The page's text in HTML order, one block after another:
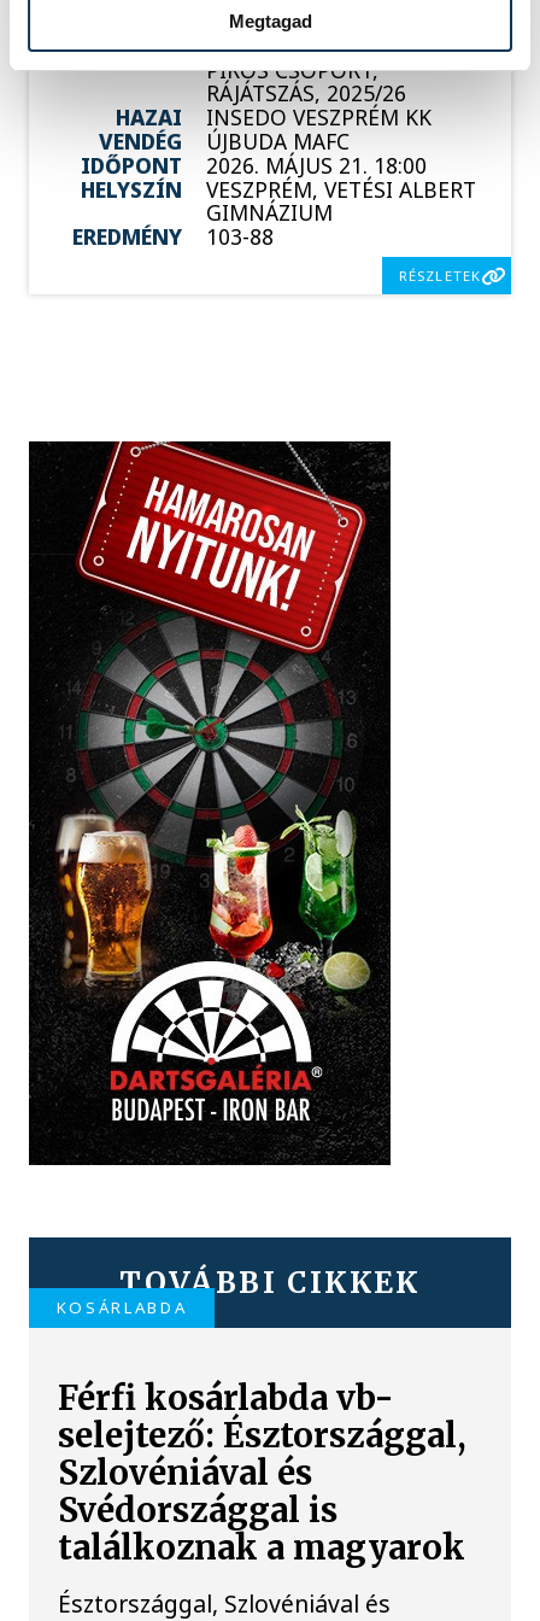
Megtagad
SOROZAT FÉRFI KOSÁRLABDA NB I/B
PIROS CSOPORT,
RÁJÁTSZÁS, 2025/26
HAZAI
INSEDO VESZPRÉM KK
VENDÉG
ÚJBUDA MAFC
IDŐPONT
2026. MÁJUS 21. 18:00
HELYSZÍN
VESZPRÉM, VETÉSI ALBERT
GIMNÁZIUM
EREDMÉNY
103-88
RÉSZLETEK
TOVÁBBI CIKKEK
KOSÁRLABDA
Férfi kosárlabda vb-
selejtező: Észtországgal,
Szlovéniával és
Svédországgal is
találkoznak a magyarok
Észtországgal, Szlovéniával és